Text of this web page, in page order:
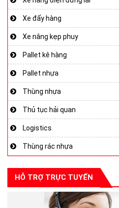
Xe đẩy hàng
Xe nâng kẹp phuy
Pallet kê hàng
Pallet nhựa
Thùng nhựa
Thủ tục hải quan
Logistics
Thùng rác nhựa
HỖ TRỢ TRỰC TUYẾN